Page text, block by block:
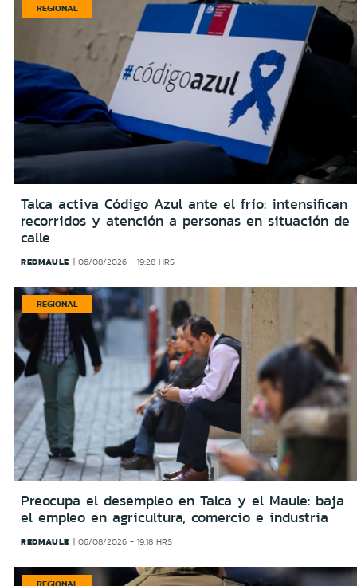
REGIONAL
Talca activa Código Azul ante el frío: intensifican
recorridos y atención a personas en situación de
calle
REDMAULE 06/08/2026 - 19:28 HRS
REGIONAL
Preocupa el desempleo en Talca y el Maule: baja
el empleo en agricultura, comercio e industria
REDMAULE 06/08/2026 - 19:18 HRS